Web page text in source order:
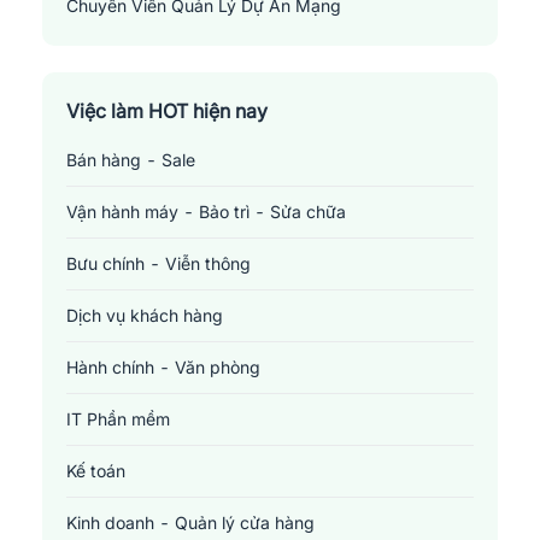
Chuyên Viên Quản Lý Dự Án Mạng
Việc làm HOT hiện nay
Bán hàng - Sale
Vận hành máy - Bảo trì - Sửa chữa
Bưu chính - Viễn thông
Dịch vụ khách hàng
Hành chính - Văn phòng
IT Phần mềm
Kế toán
Kinh doanh - Quản lý cửa hàng